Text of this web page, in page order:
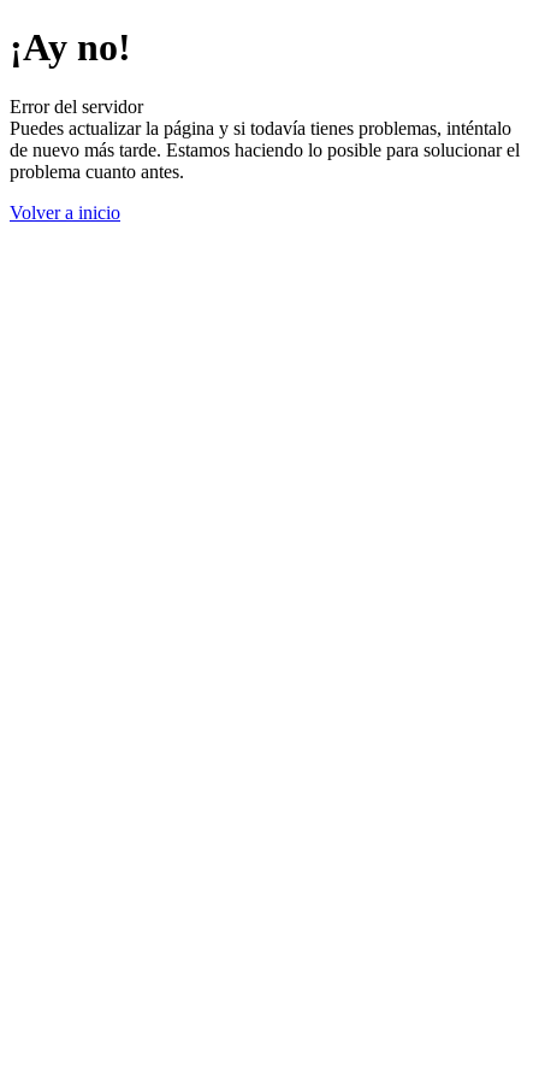
¡Ay no!
Error del servidor
Puedes actualizar la página y si todavía tienes problemas, inténtalo
de nuevo más tarde. Estamos haciendo lo posible para solucionar el
problema cuanto antes.
Volver a inicio